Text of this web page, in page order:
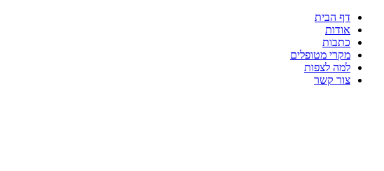
דף הבית
אודות
כתבות
מקרי מטופלים
למה לצפות
צור קשר